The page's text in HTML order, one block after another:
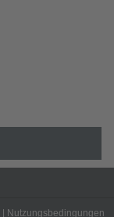
Nutzungsbedingungen